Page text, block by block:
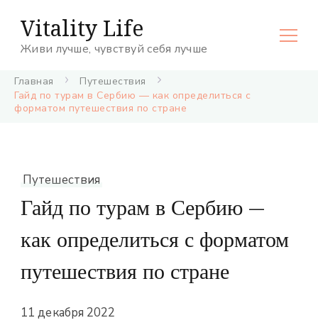
Vitality Life
Живи лучше, чувствуй себя лучше
Главная
Путешествия
Гайд по турам в Сербию — как определиться с
форматом путешествия по стране
Путешествия
Гайд по турам в Сербию —
как определиться с форматом
путешествия по стране
11 декабря 2022